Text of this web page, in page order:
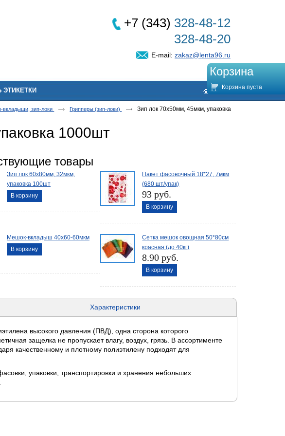
+7 (343) 328-48-12
328-48-20
E-mail: zakaz@lenta96.ru
ЭТИКЕТКИ
Корзина
Корзина пуста
вкладыши, зип-локи Грипперы (зип-локи)
Зип лок 70х50мм, 45мкм, упаковка
1000шт
товары
Зип лок 60х80мм, 32мкм,
упаковка 100шт
В корзину
Пакет фасовочный 18*27, 7мкм
(680 шт/упак)
93 руб.
В корзину
Мешок-вкладыш 40х60-60мкм
В корзину
Сетка мешок овощная 50*80см
красная (до 40кг)
8.90 руб.
В корзину
Характеристики
высокого давления (ПВД), одна сторона которого
защелка не пропускает влагу, воздух, грязь. В ассортименте
качественному и плотному полиэтилену подходят для
упаковки, транспортировки и хранения небольших